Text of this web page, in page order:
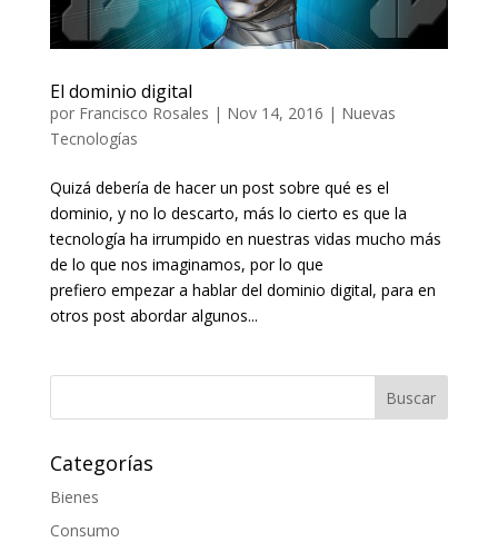
El dominio digital
por Francisco Rosales | Nov 14, 2016 | Nuevas
Tecnologías
Quizá debería de hacer un post sobre qué es el
dominio, y no lo descarto, más lo cierto es que la
tecnología ha irrumpido en nuestras vidas mucho más
de lo que nos imaginamos, por lo que
prefiero empezar a hablar del dominio digital, para en
otros post abordar algunos...
Categorías
Bienes
Consumo